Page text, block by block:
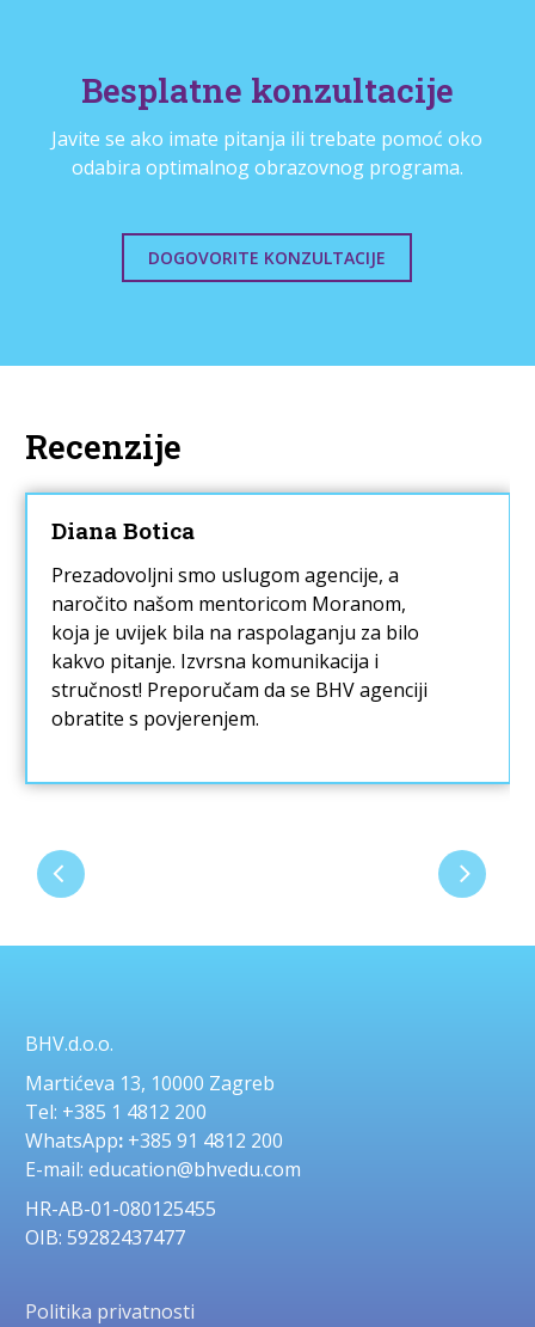
Besplatne konzultacije
Javite se ako imate pitanja ili trebate pomoć oko
odabira optimalnog obrazovnog programa.
DOGOVORITE KONZULTACIJE
Recenzije
Diana Botica
Prezadovoljni smo uslugom agencije, a
naročito našom mentoricom Moranom,
koja je uvijek bila na raspolaganju za bilo
kakvo pitanje. Izvrsna komunikacija i
stručnost! Preporučam da se BHV agenciji
obratite s povjerenjem.
BHV.d.o.o.
Martićeva 13, 10000 Zagreb
Tel: +385 1 4812 200
WhatsApp:+385 91 4812 200
E-mail: education@bhvedu.com
HR-AB-01-080125455
OIB: 59282437477
Politika privatnosti